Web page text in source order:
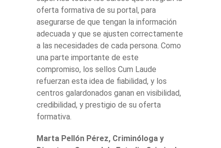
oferta formativa de su portal, para
asegurarse de que tengan la información
adecuada y que se ajusten correctamente
a las necesidades de cada persona. Como
una parte importante de este
compromiso, los sellos Cum Laude
refuerzan esta idea de fiabilidad, y los
centros galardonados ganan en visibilidad,
credibilidad, y prestigio de su oferta
formativa.
Marta Pellón Pérez, Criminóloga y